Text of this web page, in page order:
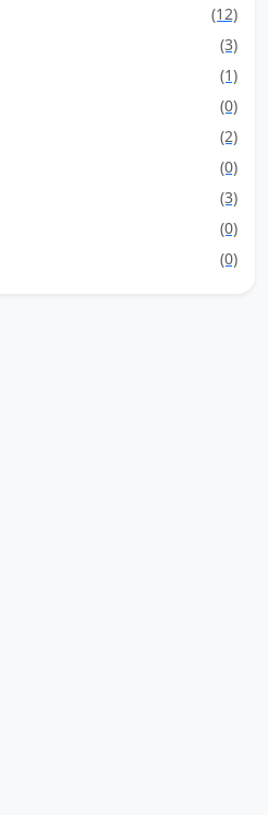
(12)
(3)
(1)
(0)
(2)
(0)
(3)
(0)
(0)